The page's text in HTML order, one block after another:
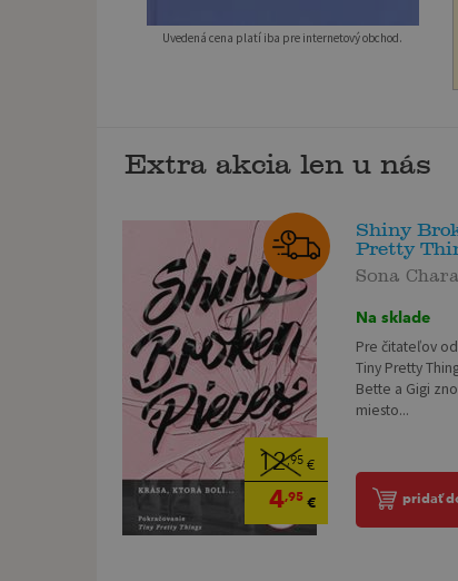
Uvedená cena platí iba pre internetový obchod.
Extra akcia len u nás
12,95 €
4,95 €
Shiny
Pretty
Sona
Na sklade
Pre čitateľov
Tiny Pretty
Bette a Gigi
miesto...
pridať